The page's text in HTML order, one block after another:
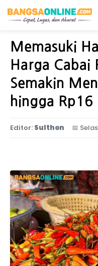
Home Ekonomi
Memasuki
Harga Cabai
Semakin
hingga Rp16
Editor: Sulthon 📅